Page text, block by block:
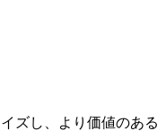
ズし、より価値のある